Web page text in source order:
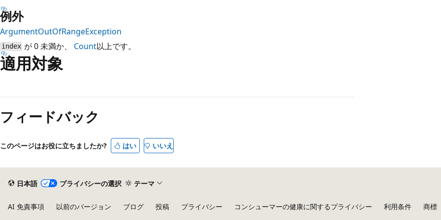
例外
ArgumentOutOfRangeException
index が 0 未満か、 Count以上です。
適用対象
フィードバック
このページはお役に立ちましたか? はい いいえ
日本語 プライバシーの選択 テーマ
AI 免責事項 以前のバージョン ブログ 投稿 プライバシー コンシューマーの健康に関するプライバシー 利用条件 商標